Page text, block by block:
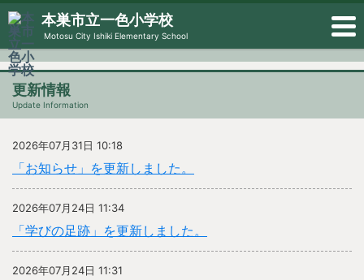
本巣市立一色小学校
Motosu City Ishiki Elementary School
更新情報
Update Information
2026年07月31日 10:18
「お知らせ」を更新しました。
2026年07月24日 11:34
「学びの足跡」を更新しました。
2026年07月24日 11:31